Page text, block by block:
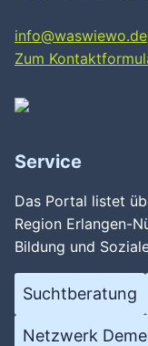
info@waswiewo.de
Zum
Service
Das Portal listet
Region Erlangen-
Bildung und
Suchtberatung
Netzwerk